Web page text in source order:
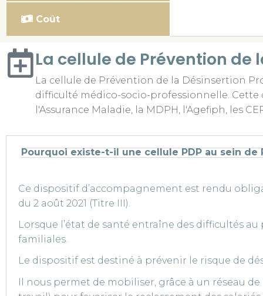
Coût
La cellule de Prévention de
La cellule de Prévention de la Désinsertion
difficulté médico-socio-professionnelle. Cette
l'Assurance Maladie, la MDPH, l'Agefiph, les
Pourquoi existe-t-il une cellule PDP au sein de
Ce dispositif d’accompagnement est rendu
du 2 août 2021 (Titre III).
Lorsque l’état de santé entraîne des difficultés
familiales.
Le dispositif est destiné à prévenir le risque de
Il nous permet de mobiliser, grâce à un réseau